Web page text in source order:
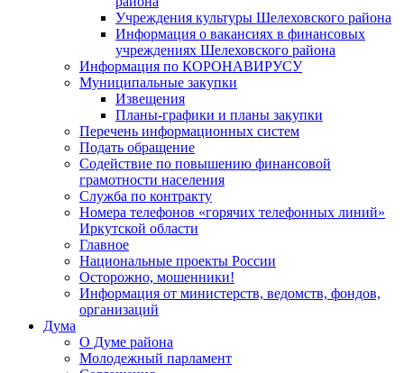
Учреждения культуры Шелеховского района
Информация о вакансиях в финансовых
учреждениях Шелеховского района
Информация по КОРОНАВИРУСУ
Муниципальные закупки
Извещения
Планы-графики и планы закупки
Перечень информационных систем
Подать обращение
Содействие по повышению финансовой
грамотности населения
Служба по контракту
Номера телефонов «горячих телефонных линий»
Иркутской области
Главное
Национальные проекты России
Осторожно, мошенники!
Информация от министерств, ведомств, фондов,
организаций
Дума
О Думе района
Молодежный парламент